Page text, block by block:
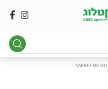
SAKRET MO 041